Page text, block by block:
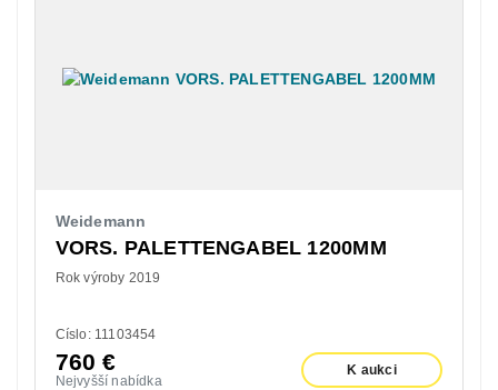
Weidemann
VORS. PALETTENGABEL 1200MM
Rok výroby 2019
Císlo: 11103454
760€
Nejvyšší nabídka
K aukci